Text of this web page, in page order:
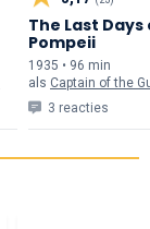
The Last Days
Pompeii
1935 • 96 min
als Captain of the Guard
3 reacties